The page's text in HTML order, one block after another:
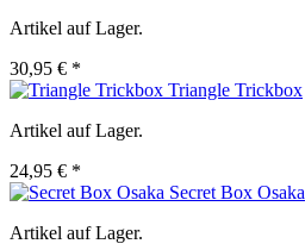
Artikel auf Lager.
30,95 € *
Triangle Trickbox
Artikel auf Lager.
24,95 € *
Secret Box Osaka
Artikel auf Lager.